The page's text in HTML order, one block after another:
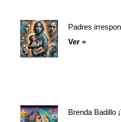
Padres
Ver »
Brenda Badillo